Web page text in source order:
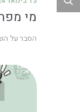
מי
הסבר על